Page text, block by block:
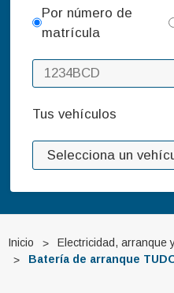
Por número de
matrícula
Tus vehículos
Inicio Electricidad, arranque
Batería de arranque